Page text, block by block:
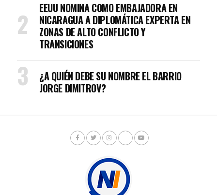
EEUU NOMINA COMO EMBAJADORA EN
NICARAGUA A DIPLOMÁTICA EXPERTA EN
ZONAS DE ALTO CONFLICTO Y
TRANSICIONES
¿A QUIÉN DEBE SU NOMBRE EL BARRIO
JORGE DIMITROV?